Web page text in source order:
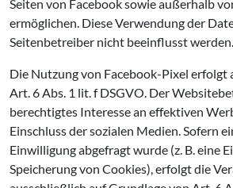
Seiten von Facebook sowie außerhalb
ermöglichen. Diese Verwendung der
Seitenbetreiber nicht beeinflusst werden.
Die Nutzung von Facebook-Pixel erfolgt
Art. 6 Abs. 1 lit. f DSGVO. Der
berechtigtes Interesse an effektiven
Einschluss der sozialen Medien. Sofern
Einwilligung abgefragt wurde (z. B. eine
Speicherung von Cookies), erfolgt die